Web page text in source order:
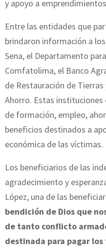
y apoyo a
Entre las entidades que
brindaron información a
Sena, el Departamento
Comfatolima, el Banco
de Restauración de
Ahorro. Estas
de formación, empleo,
beneficios destinados a
económica de las víctimas.
Los beneficiarios de las
agradecimiento y
López, una de las
bendición de Dios que
de tanto conflicto
destinada para pagar